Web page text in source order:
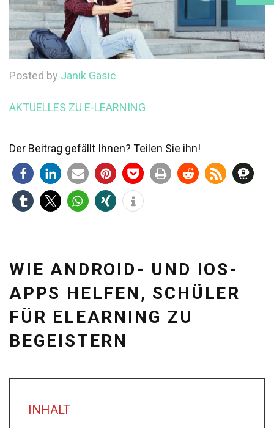
Posted by Janik Gasic
AKTUELLES ZU E-LEARNING
Der Beitrag gefällt Ihnen? Teilen Sie ihn!
WIE ANDROID- UND IOS-
APPS HELFEN, SCHÜLER
FÜR ELEARNING ZU
BEGEISTERN
INHALT